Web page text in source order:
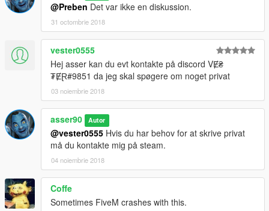
@Preben Det var ikke en diskussion.
31 octombrie 2018
vester0555
Hej asser kan du evt kontakte på discord VɆ₴
₮ɆⱤ#9851 da jeg skal spøgere om noget privat
03 noiembrie 2018
asser90 Autor
@vester0555 Hvis du har behov for at skrive privat
må du kontakte mig på steam.
04 noiembrie 2018
Coffe
Sometimes FiveM crashes with this.